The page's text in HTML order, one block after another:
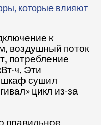
которые влияют
к
воздушный поток
потребление
Эти
сушил
цикл из-за